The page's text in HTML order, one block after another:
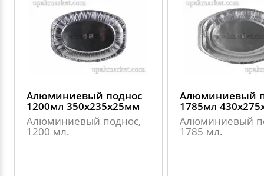
Алюминиевый поднос
1200мл 350х235х25мм
Алюминиевый поднос,
1200 мл.
Алюминиевый
1785мл
Алюминиевый
1785 мл.